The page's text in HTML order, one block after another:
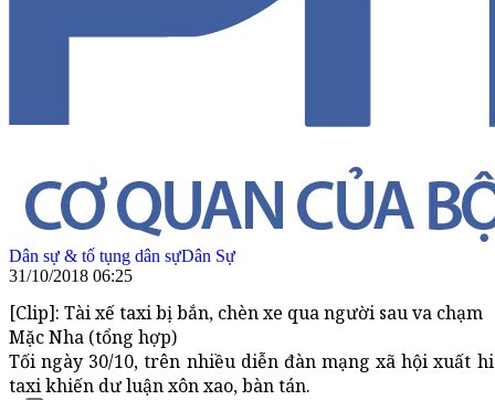
Dân sự & tố tụng dân sựDân Sự
31/10/2018 06:25
[Clip]: Tài xế taxi bị bắn, chèn xe qua người sau va chạm
Mặc Nha (tổng hợp)
Tối ngày 30/10, trên nhiều diễn đàn mạng xã hội xuất
taxi khiến dư luận xôn xao, bàn tán.